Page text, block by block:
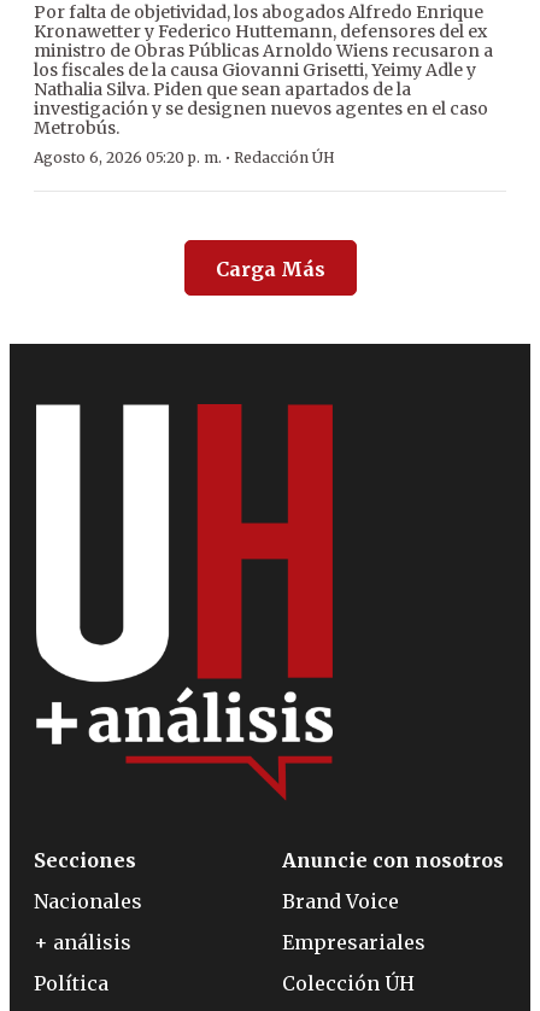
Por falta de objetividad, los abogados Alfredo Enrique
Kronawetter y Federico Huttemann, defensores del ex
ministro de Obras Públicas Arnoldo Wiens recusaron a
los fiscales de la causa Giovanni Grisetti, Yeimy Adle y
Nathalia Silva. Piden que sean apartados de la
investigación y se designen nuevos agentes en el caso
Metrobús.
Agosto 6, 2026 05:20 p. m. · Redacción ÚH
Carga Más
Secciones
Nacionales
+ análisis
Política
Anuncie con nosotros
Brand Voice
Empresariales
Colección ÚH